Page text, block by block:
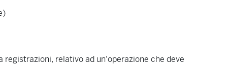
relativo ad un'operazione che deve